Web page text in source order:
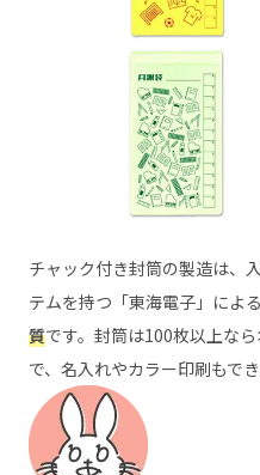
チャック付き封筒の製造は、
テムを持つ「東海電子」による
質です。封筒は100枚以上な
で、名入れやカラー印刷もでき